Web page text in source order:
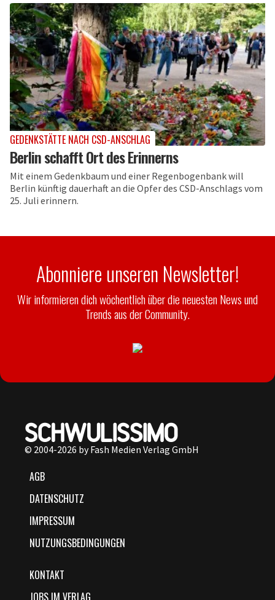
GEDENKSTÄTTE NACH CSD-ANSCHLAG
Berlin schafft Ort des Erinnerns
Mit einem Gedenkbaum und einer Regenbogenbank will
Berlin künftig dauerhaft an die Opfer des CSD-Anschlags vom
25. Juli erinnern.
Abonniere unseren Newsletter!
Wir informieren dich wöchentlich über die neuesten News und
Trends aus der Community.
© 2004-2026 by Fash Medien Verlag GmbH
AGB
DATENSCHUTZ
IMPRESSUM
NUTZUNGSBEDINGUNGEN
KONTAKT
JOBS IM VERLAG